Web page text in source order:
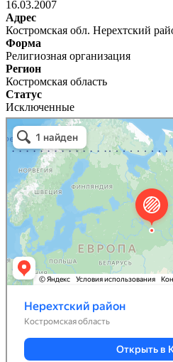
16.03.2007
Адрес
Костромская обл. Нерехтский
Форма
Религиозная организация
Регион
Костромская область
Статус
Исключенные